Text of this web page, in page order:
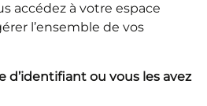
accédez à votre espace
l’ensemble de vos
d’identifiant ou vous les avez